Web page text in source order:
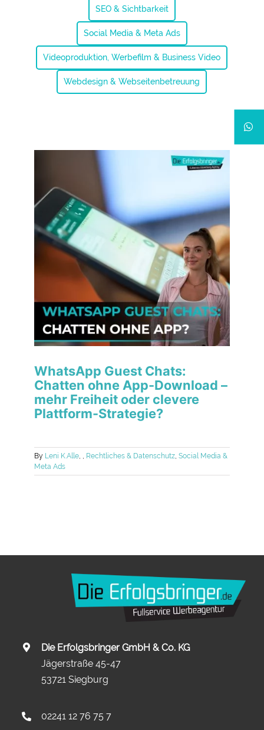
SEO & Sichtbarkeit
Social Media & Meta Ads
Videoproduktion, Werbefilm & Business Video
Webdesign & Webseitenbetreuung
WhatsApp Guest Chats:
Chatten ohne App-Download –
mehr Freiheit oder clevere
Plattform-Strategie?
By Leni K.Alle Rechtliches & Datenschutz ,Social Media &
Meta Ads
Die Erfolgsbringer GmbH & Co. KG
Jägerstraße 45-47
53721 Siegburg
02241 12 76 75 7